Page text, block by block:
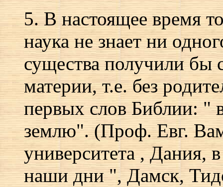
5. В настоящее время
наука не знает ни
существа получили бы
материи, т.е. без
первых слов Библии: "
землю". (Проф. Евг.
университета , Дания,
наши дни ", Дамск,